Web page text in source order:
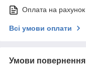
Оплата на рахунок
Всі умови оплати
Умови повернення